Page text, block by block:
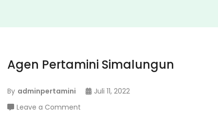
Agen Pertamini Simalungun
By adminpertamini
Juli 11, 2022
Leave a Comment